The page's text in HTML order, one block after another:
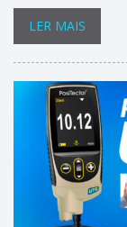
LER MAIS